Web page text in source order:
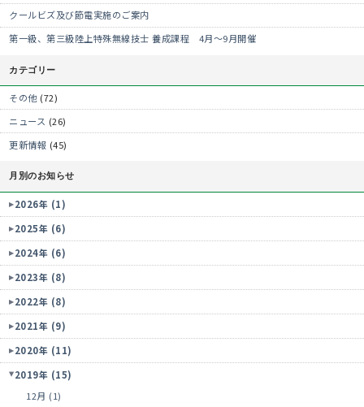
クールビズ及び節電実施のご案内
第一級、第三級陸上特殊無線技士 養成課程 4月～9月開催
カテゴリー
その他 (72)
ニュース (26)
更新情報 (45)
月別のお知らせ
2026年 (1)
2025年 (6)
2024年 (6)
2023年 (8)
2022年 (8)
2021年 (9)
2020年 (11)
2019年 (15)
12月 (1)